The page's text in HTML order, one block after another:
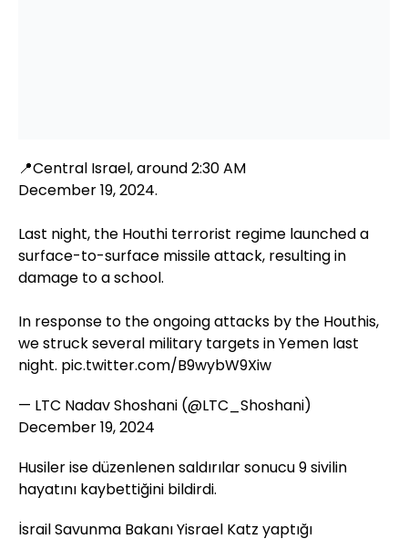
📍Central Israel, around 2:30 AM
December 19, 2024.
Last night, the Houthi terrorist regime launched a
surface-to-surface missile attack, resulting in
damage to a school.
In response to the ongoing attacks by the Houthis,
we struck several military targets in Yemen last
night. pic.twitter.com/B9wybW9Xiw
— LTC Nadav Shoshani (@LTC_Shoshani)
December 19, 2024
Husiler ise düzenlenen saldırılar sonucu 9 sivilin
hayatını kaybettiğini bildirdi.
İsrail Savunma Bakanı Yisrael Katz yaptığı